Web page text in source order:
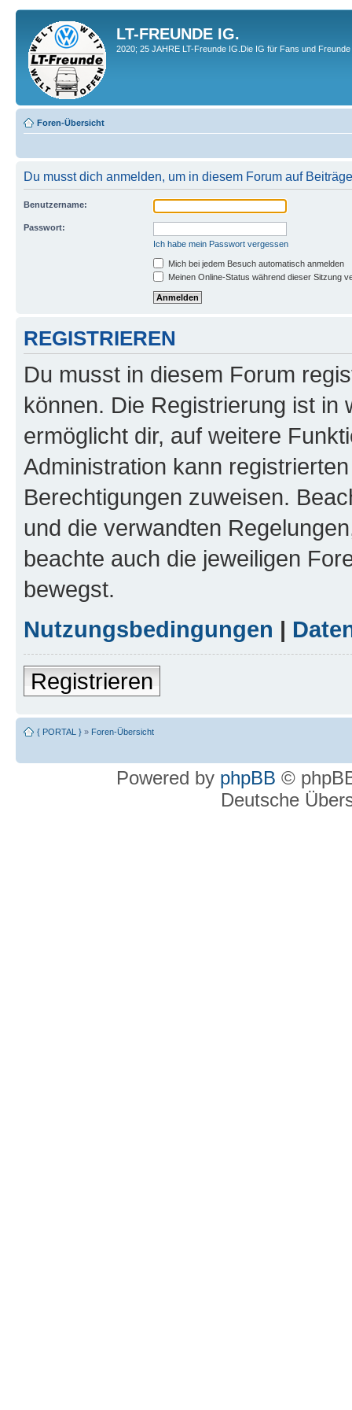
LT-FREUNDE IG.
2020; 25 JAHRE LT-Freunde IG.Die IG für Fans und
Foren-Übersicht
Du musst dich anmelden, um in diesem Forum auf
Benutzername:
Passwort:
Ich habe mein Passwort vergessen
Mich bei jedem Besuch automatisch anmelden
Meinen Online-Status während dieser Sitzung
REGISTRIEREN
Du musst in diesem Forum
können. Die Registrierung ist in
ermöglicht dir, auf weitere
Administration kann
Berechtigungen zuweisen.
und die verwandten
beachte auch die jeweiligen
bewegst.
Nutzungsbedingungen |
Registrieren
{ PORTAL } » Foren-Übersicht
Powered by phpBB ©
Deutsche